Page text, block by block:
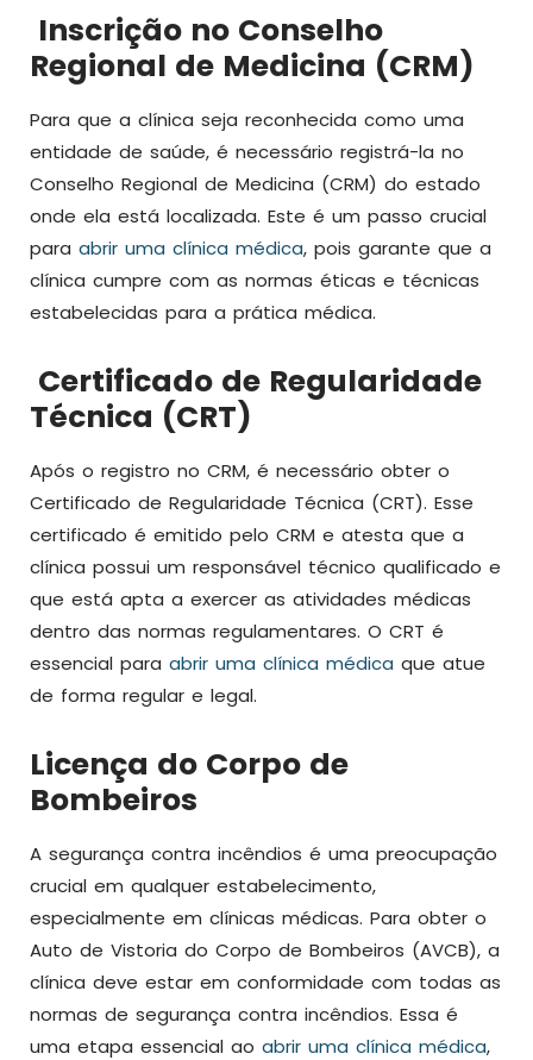
Inscrição no Conselho
Regional de Medicina (CRM)
Para que a clínica seja reconhecida como uma
entidade de saúde, é necessário registrá-la no
Conselho Regional de Medicina (CRM) do estado
onde ela está localizada. Este é um passo crucial
para abrir uma clínica médica, pois garante que a
clínica cumpre com as normas éticas e técnicas
estabelecidas para a prática médica.
Certificado de Regularidade
Técnica (CRT)
Após o registro no CRM, é necessário obter o
Certificado de Regularidade Técnica (CRT). Esse
certificado é emitido pelo CRM e atesta que a
clínica possui um responsável técnico qualificado e
que está apta a exercer as atividades médicas
dentro das normas regulamentares. O CRT é
essencial para abrir uma clínica médica que atue
de forma regular e legal.
Licença do Corpo de
Bombeiros
A segurança contra incêndios é uma preocupação
crucial em qualquer estabelecimento,
especialmente em clínicas médicas. Para obter o
Auto de Vistoria do Corpo de Bombeiros (AVCB), a
clínica deve estar em conformidade com todas as
normas de segurança contra incêndios. Essa é
uma etapa essencial ao abrir uma clínica médica,